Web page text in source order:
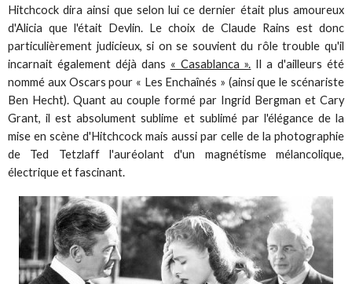
Hitchcock dira ainsi que selon lui ce dernier était plus amoureux
d'Alicia que l'était Devlin. Le choix de Claude Rains est donc
particulièrement judicieux, si on se souvient du rôle trouble qu'il
incarnait également déjà dans « Casablanca ». Il a d'ailleurs été
nommé aux Oscars pour « Les Enchaînés » (ainsi que le scénariste
Ben Hecht). Quant au couple formé par Ingrid Bergman et Cary
Grant, il est absolument sublime et sublimé par l'élégance de la
mise en scène d'Hitchcock mais aussi par celle de la photographie
de Ted Tetzlaff l'auréolant d'un magnétisme mélancolique,
électrique et fascinant.